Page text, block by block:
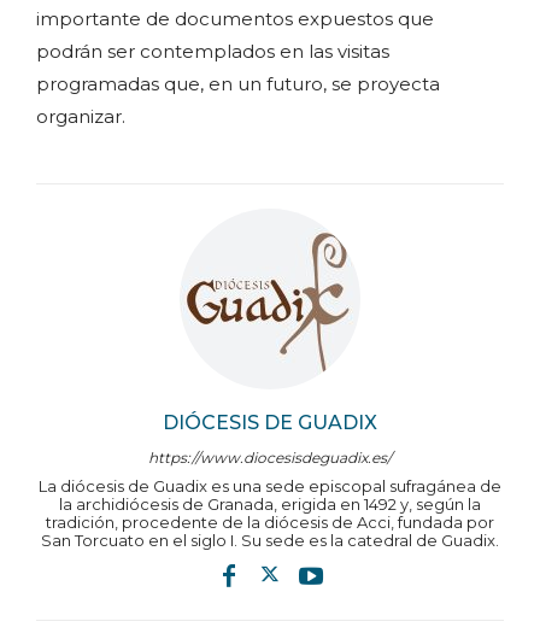
DIÓCESIS DE GUADIX
https://www.diocesisdeguadix.es/
La diócesis de Guadix es una sede episcopal sufragánea de
la archidiócesis de Granada, erigida en 1492 y, según la
tradición, procedente de la diócesis de Acci, fundada por
San Torcuato en el siglo I. Su sede es la catedral de Guadix.
importante de documentos expuestos que
podrán ser contemplados en las visitas
programadas que, en un futuro, se proyecta
organizar.